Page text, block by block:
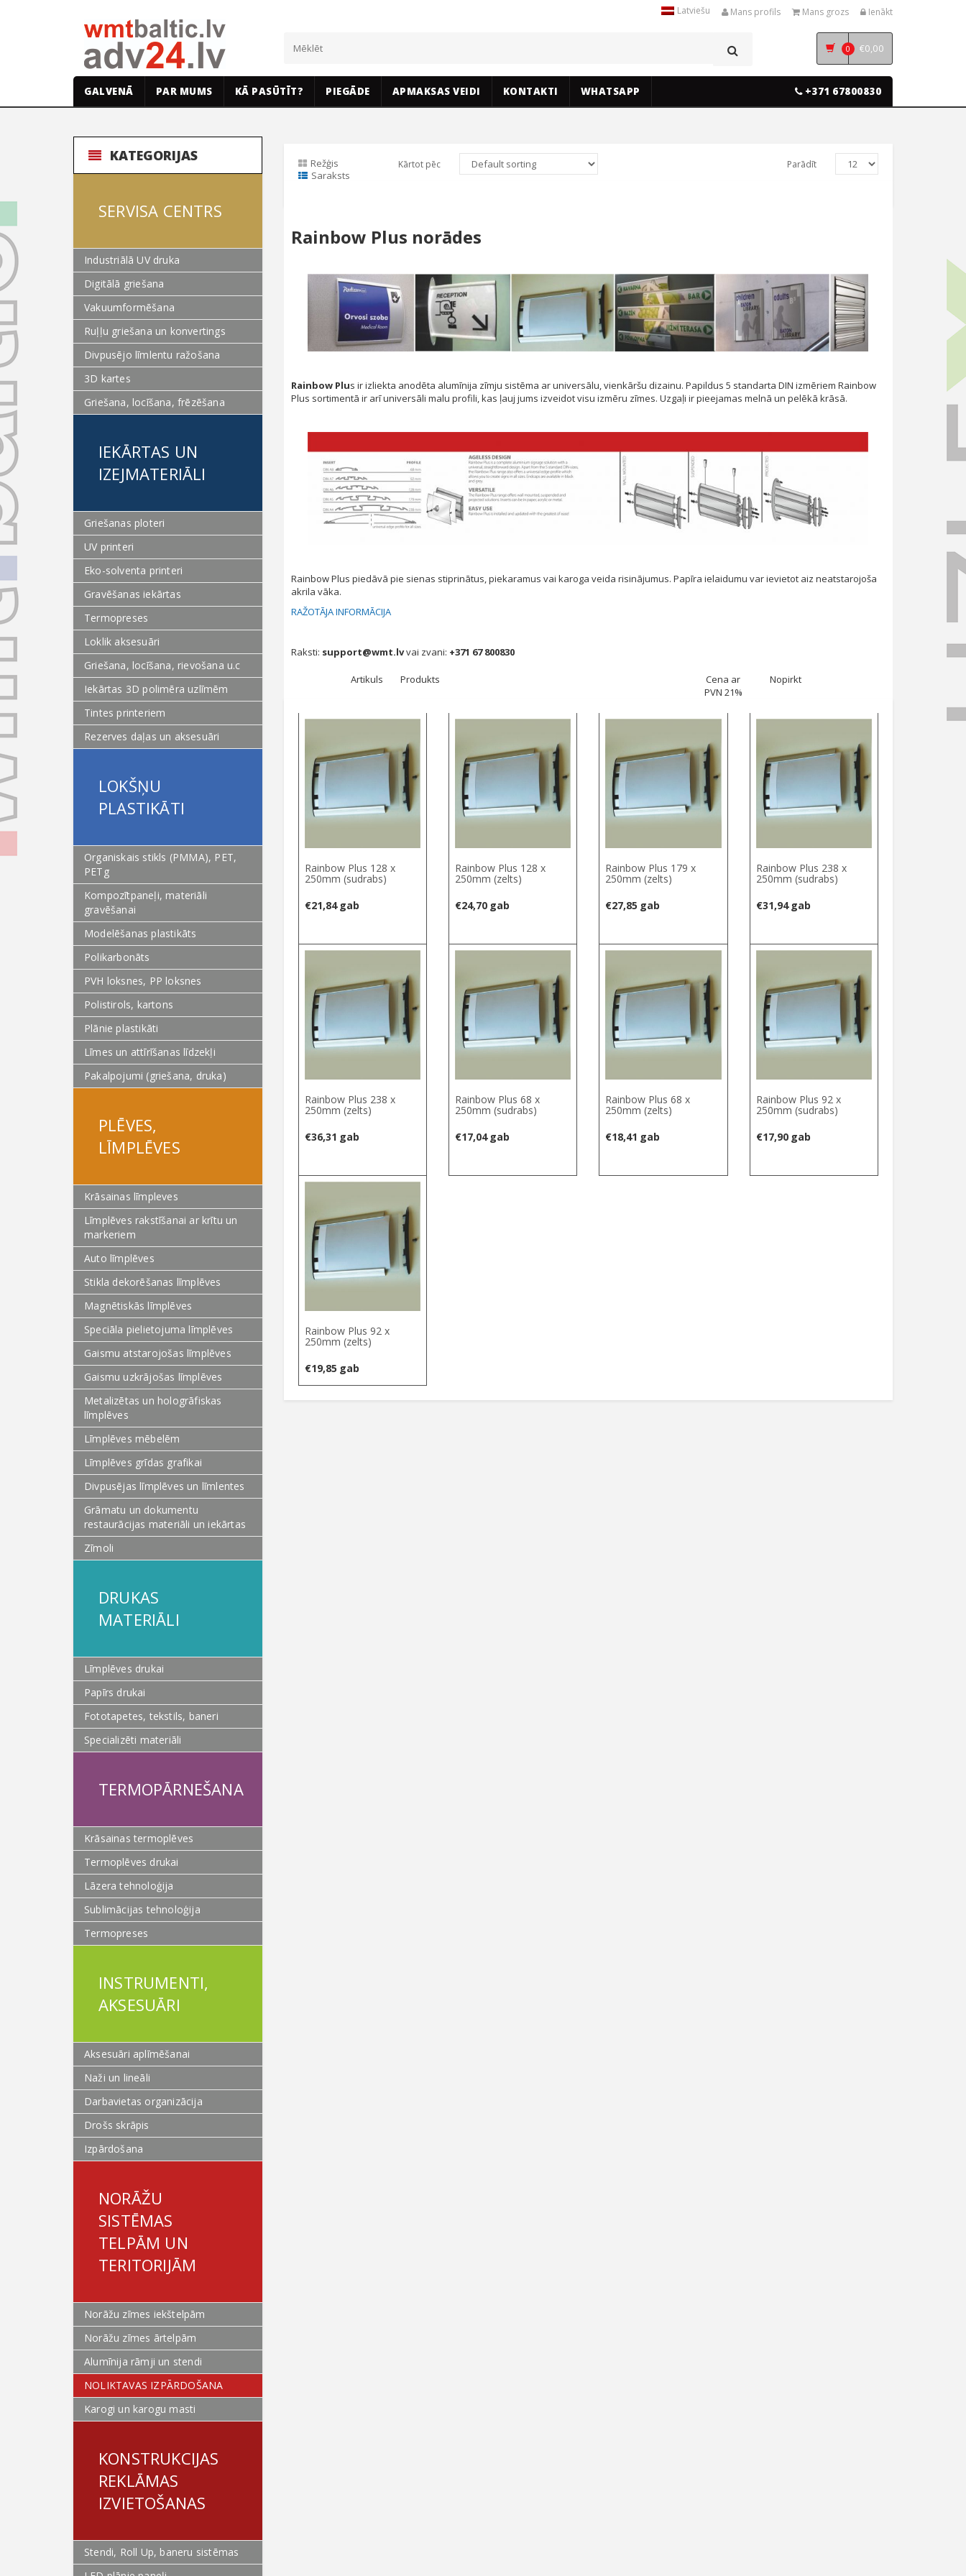
Latviešu Mans profils Mans grozs Ienākt
0 €0,00
GALVENĀ PAR MUMS KĀ PASŪTĪT? PIEGĀDE APMAKSAS VEIDI KONTAKTI WHATSAPP +371 67800830
KATEGORIJAS
SERVISA CENTRS
Industriālā UV druka
Digitālā griešana
Vakuumformēšana
Ruļļu griešana un konvertings
Divpusējo līmlentu ražošana
3D kartes
Griešana, locīšana, frēzēšana
IEKĀRTAS UN
IZEJMATERIĀLI
Griešanas ploteri
UV printeri
Eko-solventa printeri
Gravēšanas iekārtas
Termopreses
Loklik aksesuāri
Griešana, locīšana, rievošana u.c
Iekārtas 3D polimēra uzlīmēm
Tintes printeriem
Rezerves daļas un aksesuāri
LOKŠŅU
PLASTIKĀTI
Organiskais stikls (PMMA), PET,
PETg
Kompozītpaneļi, materiāli
gravēšanai
Modelēšanas plastikāts
Polikarbonāts
PVH loksnes, PP loksnes
Polistirols, kartons
Plānie plastikāti
Līmes un attīrīšanas līdzekļi
Pakalpojumi (griešana, druka)
PLĒVES,
LĪMPLĒVES
Krāsainas līmpleves
Līmplēves rakstīšanai ar krītu un
markeriem
Auto līmplēves
Stikla dekorēšanas līmplēves
Magnētiskās līmplēves
Speciāla pielietojuma līmplēves
Gaismu atstarojošas līmplēves
Gaismu uzkrājošas līmplēves
Metalizētas un hologrāfiskas
līmplēves
Līmplēves mēbelēm
Līmplēves grīdas grafikai
Divpusējas līmplēves un līmlentes
Grāmatu un dokumentu
restaurācijas materiāli un iekārtas
Zīmoli
DRUKAS
MATERIĀLI
Līmplēves drukai
Papīrs drukai
Fototapetes, tekstils, baneri
Specializēti materiāli
TERMOPĀRNEŠANA
Krāsainas termoplēves
Termoplēves drukai
Lāzera tehnoloģija
Sublimācijas tehnoloģija
Termopreses
INSTRUMENTI,
AKSESUĀRI
Aksesuāri aplīmēšanai
Naži un lineāli
Darbavietas organizācija
Drošs skrāpis
Izpārdošana
NORĀŽU
SISTĒMAS
TELPĀM UN
TERITORIJĀM
Norāžu zīmes iekštelpām
Norāžu zīmes ārtelpām
Alumīnija rāmji un stendi
NOLIKTAVAS IZPĀRDOŠANA
Karogi un karogu masti
KONSTRUKCIJAS
REKLĀMAS
IZVIETOŠANAS
Stendi, Roll Up, baneru sistēmas
Režģis
Saraksts
Kārtot pēc Parādīt
Rainbow Plus norādes
Rainbow Plus ir izliekta anodēta alumīnija zīmju sistēma ar universālu, vienkāršu dizainu. Papildus 5 standarta DIN izmēriem Rainbow
Plus sortimentā ir arī universāli malu profili, kas ļauj jums izveidot visu izmēru zīmes. Uzgaļi ir pieejamas melnā un pelēkā krāsā.
Rainbow Plus piedāvā pie sienas stiprinātus, piekaramus vai karoga veida risinājumus. Papīra ielaidumu var ievietot aiz neatstarojoša
akrila vāka.
RAŽOTĀJA INFORMĀCIJA
Raksti: support@wmt.lvvai zvani: +371 67 800830
Artikuls Produkts
Cena ar
PVN 21%
Nopirkt
Rainbow Plus 128 x
250mm (sudrabs)
€21,84 gab
Rainbow Plus 128 x
250mm (zelts)
€24,70 gab
Rainbow Plus 179 x
250mm (zelts)
€27,85 gab
Rainbow Plus 238 x
250mm (sudrabs)
€31,94 gab
Rainbow Plus 238 x
250mm (zelts)
€36,31 gab
Rainbow Plus 68 x
250mm (sudrabs)
€17,04 gab
Rainbow Plus 68 x
250mm (zelts)
€18,41 gab
Rainbow Plus 92 x
250mm (sudrabs)
€17,90 gab
Rainbow Plus 92 x
250mm (zelts)
€19,85 gab